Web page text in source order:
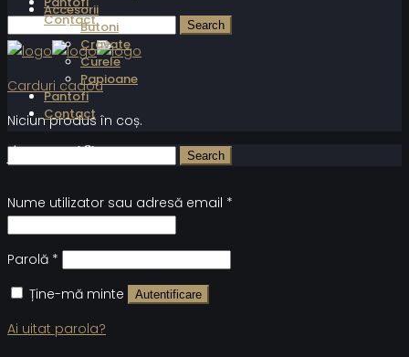
Contact
Carduri cadou
Niciun produs în coș.
Accesorii
Butoni
Cravate
Curele
Papioane
Pantofi
Contact
Autentificare
Nume utilizator sau adresă email *
Parolă *
Ține-mă minte
Autentificare
Ai uitat parola?